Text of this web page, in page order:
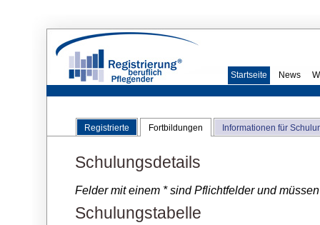
Startseite News
Registrierte Fortbildungen Informationen für
Schulungsdetails
Felder mit einem * sind Pflichtfelder und
Schulungstabelle